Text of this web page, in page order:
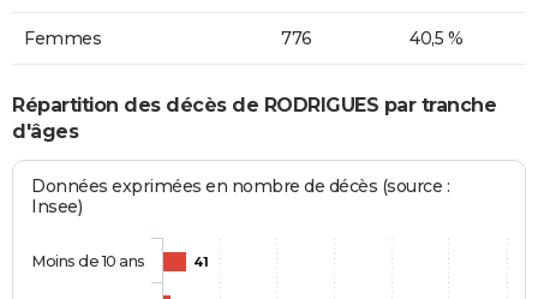
Femmes 776 40,5 %
Répartition des décès de RODRIGUES par tranche
d'âges
Données exprimées en nombre de décès (source :
Insee)
41
Moins de 10 ans